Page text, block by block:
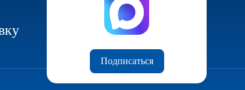
Подписаться